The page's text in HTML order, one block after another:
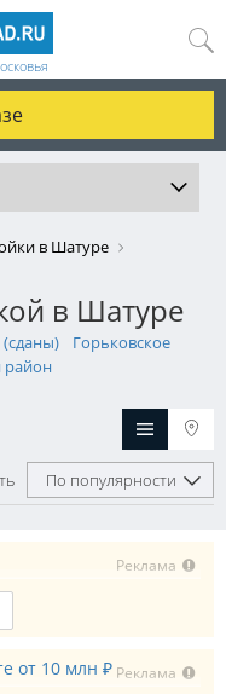
в Шатуре
в Шатуре
(сданы)
Горьковское
район
По популярности
Реклама
Реклама
от 10 млн ₽